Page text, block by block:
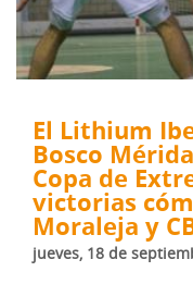
El Lithium
Bosco
Copa de
victorias
Moraleja y
jueves, 18 de